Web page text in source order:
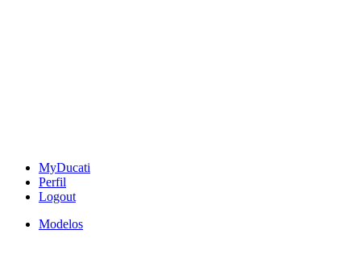
MyDucati
Perfil
Logout
Modelos